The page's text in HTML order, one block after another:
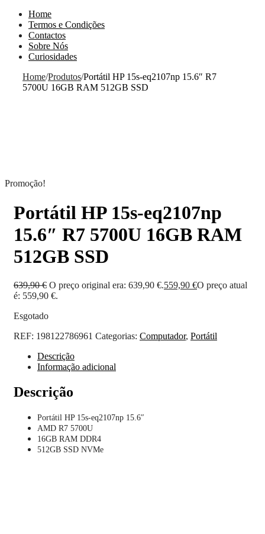
Home
Termos e Condições
Contactos
Sobre Nós
Curiosidades
Home/Produtos/Portátil HP 15s-eq2107np 15.6″ R7
5700U 16GB RAM 512GB SSD
Promoção!
Portátil HP 15s-eq2107np
15.6″ R7 5700U 16GB RAM
512GB SSD
639,90€ O preço original era: 639,90 €.559,90 €O preço atual
é: 559,90 €.
Esgotado
REF: 198122786961 Categorias: Computador, Portátil
Descrição
Informação adicional
Descrição
Portátil HP 15s-eq2107np 15.6″
AMD R7 5700U
16GB RAM DDR4
512GB SSD NVMe